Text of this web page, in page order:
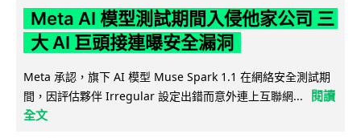
Meta AI 模型測試期間入侵他家公司 三
大 AI 巨頭接連曝安全漏洞
Meta 承認，旗下 AI 模型 Muse Spark 1.1 在網絡安全測試期
間，因評估夥伴 Irregular 設定出錯而意外連上互聯網...
閱讀
全文